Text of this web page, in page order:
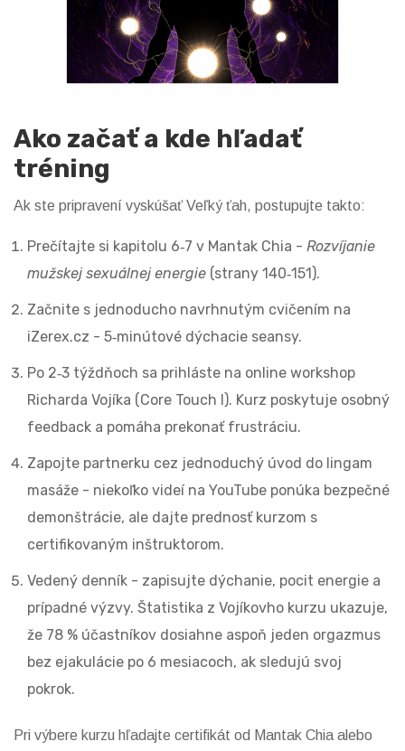
Ako začať a kde hľadať
tréning
Ak ste pripravení vyskúšať Veľký ťah, postupujte takto:
Prečítajte si kapitolu 6‑7 v Mantak Chia - Rozvíjanie
mužskej sexuálnej energie (strany 140‑151).
Začnite s jednoducho navrhnutým cvičením na
iZerex.cz - 5‑minútové dýchacie seansy.
Po 2‑3 týždňoch sa prihláste na online workshop
Richarda Vojíka (Core Touch I). Kurz poskytuje osobný
feedback a pomáha prekonať frustráciu.
Zapojte partnerku cez jednoduchý úvod do lingam
masáže - niekoľko videí na YouTube ponúka bezpečné
demonštrácie, ale dajte prednosť kurzom s
certifikovaným inštruktorom.
Vedený denník - zapisujte dýchanie, pocit energie a
prípadné výzvy. Štatistika z Vojíkovho kurzu ukazuje,
že 78 % účastníkov dosiahne aspoň jeden orgazmus
bez ejakulácie po 6 mesiacoch, ak sledujú svoj
pokrok.
Pri výbere kurzu hľadajte certifikát od Mantak Chia alebo